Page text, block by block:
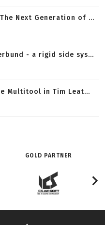
The Next Generation of ...
- a rigid side sys...
Multitool in Tim Leat...
GOLD PARTNER